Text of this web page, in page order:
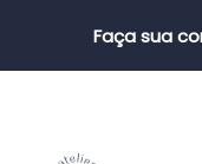
Faça sua